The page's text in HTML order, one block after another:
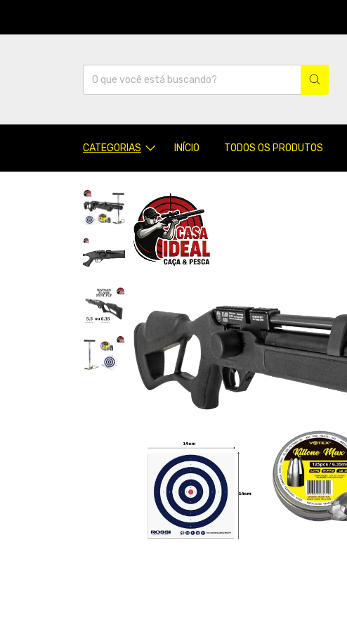
CATEGORIAS INÍCIO TODOS OS PRODUTOS